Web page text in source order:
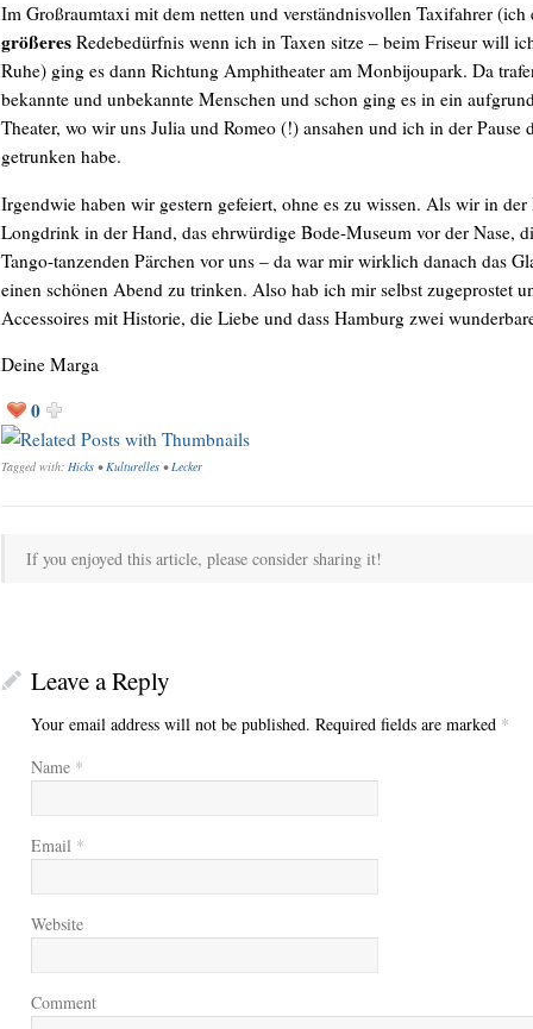
Im Großraumtaxi mit dem netten und verständnisvollen Taxifahrer
größeres Redebedürfnis wenn ich in Taxen sitze – beim Friseur will
Ruhe) ging es dann Richtung Amphitheater am Monbijoupark. Da
bekannte und unbekannte Menschen und schon ging es in ein
Theater, wo wir uns Julia und Romeo (!) ansahen und ich in der Pause
getrunken habe.
Irgendwie haben wir gestern gefeiert, ohne es zu wissen. Als wir in der
Longdrink in der Hand, das ehrwürdige Bode-Museum vor der Nase,
Tango-tanzenden Pärchen vor uns – da war mir wirklich danach das
einen schönen Abend zu trinken. Also hab ich mir selbst zugeprostet
Accessoires mit Historie, die Liebe und dass Hamburg zwei
Deine Marga
0
Tagged with: Hicks •Kulturelles •Lecker
If you enjoyed this article, please consider sharing it!
Leave a Reply
Your email address will not be published. Required fields are marked *
Name *
Email *
Website
Comment